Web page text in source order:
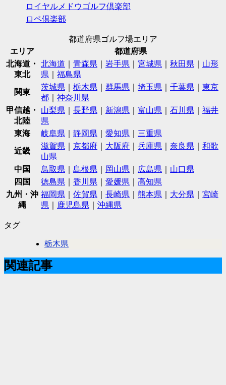
ロイヤルメドウゴルフ倶楽部
ロペ倶楽部
都道府県ゴルフ場エリア
エリア
都道府県
北海道・
東北
北海道 青森県 岩手県 宮城県 秋田県
山形
県
福島県
関東
茨城県 栃木県 群馬県 埼玉県 千葉県
東京
都
神奈川県
甲信越・
北陸
山梨県 長野県 新潟県 富山県 石川県
福井
県
東海
岐阜県 静岡県 愛知県 三重県
近畿
滋賀県 京都府 大阪府 兵庫県 奈良県
和歌
山県
中国
鳥取県 島根県 岡山県 広島県
山口県
四国
徳島県 香川県 愛媛県
高知県
九州・沖
縄
福岡県 佐賀県 長崎県 熊本県 大分県
宮崎
県
鹿児島県 沖縄県
タグ
栃木県
関連記事